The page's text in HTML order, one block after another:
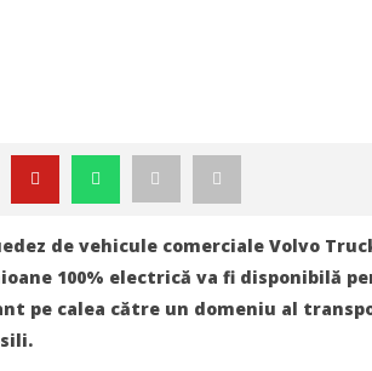
de vehicule comerciale Volvo
100% electrică va fi disponibilă
pe calea către un domeniu al